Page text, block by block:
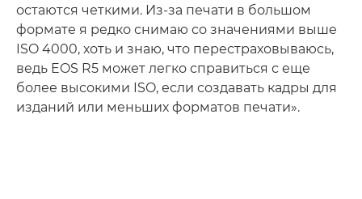
остаются четкими. Из-за печати в большом
формате я редко снимаю со значениями выше
ISO 4000, хоть и знаю, что перестраховываюсь,
ведь EOS R5 может легко справиться с еще
более высокими ISO, если создавать кадры для
изданий или меньших форматов печати».